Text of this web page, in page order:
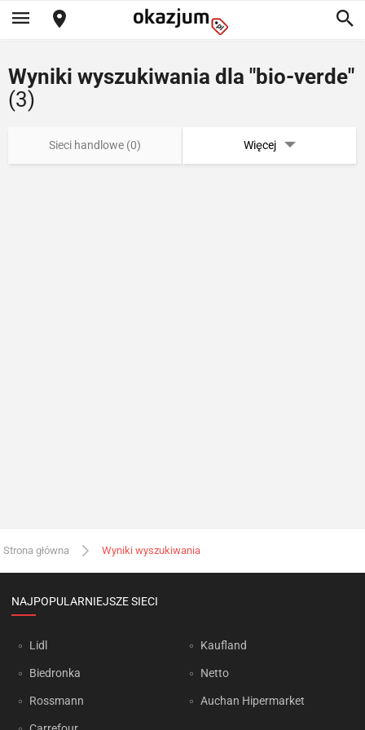
Wyniki wyszukiwania dla "bio-verde"
(3)
Sieci handlowe (0) Więcej
Strona główna Wyniki wyszukiwania
NAJPOPULARNIEJSZE SIECI
Lidl
Biedronka
Rossmann
Kaufland
Netto
Auchan Hipermarket